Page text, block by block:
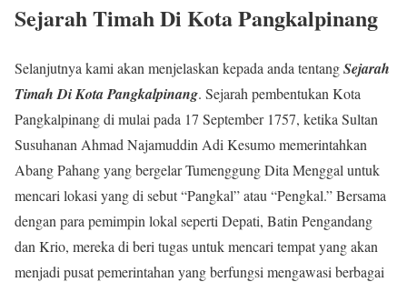
Sejarah Timah Di Kota Pangkalpinang
Selanjutnya kami akan menjelaskan kepada anda tentangSejarah
Timah Di Kota Pangkalpinang. Sejarah pembentukan Kota
Pangkalpinang di mulai pada 17 September 1757, ketika Sultan
Susuhanan Ahmad Najamuddin Adi Kesumo memerintahkan
Abang Pahang yang bergelar Tumenggung Dita Menggal untuk
mencari lokasi yang di sebut “Pangkal” atau “Pengkal.” Bersama
dengan para pemimpin lokal seperti Depati, Batin Pengandang
dan Krio, mereka di beri tugas untuk mencari tempat yang akan
menjadi pusat pemerintahan yang berfungsi mengawasi berbagai